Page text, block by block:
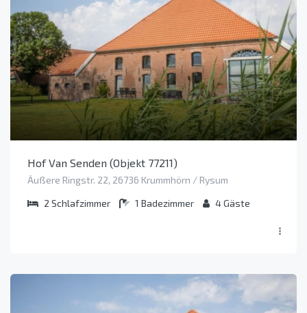
Hof Van Senden (Objekt 77211)
Äußere Ringstr. 22, 26736 Krummhörn / Rysum
2 Schlafzimmer 1 Badezimmer 4Gäste